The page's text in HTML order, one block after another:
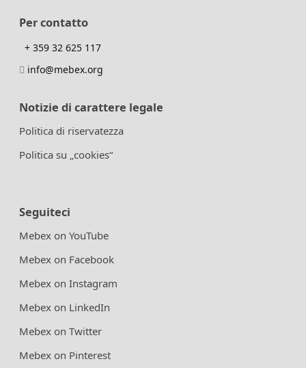
Per contatto
+ 359 32 625 117
info@mebex.org
Notizie di carattere legale
Politica di riservatezza
Politica su „cookies“
Seguiteci
Mebex on YouTube
Mebex on Facebook
Mebex on Instagram
Mebex on LinkedIn
Mebex on Twitter
Mebex on Pinterest